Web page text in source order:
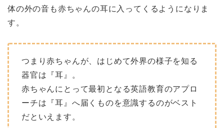
体の外の音も赤ちゃんの耳に入ってくるようになりま
す。
つまり赤ちゃんが、はじめて外界の様子を知る
器官は『耳』。
赤ちゃんにとって最初となる英語教育のアプロ
ーチは『耳』へ届くものを意識するのがベスト
だといえます。